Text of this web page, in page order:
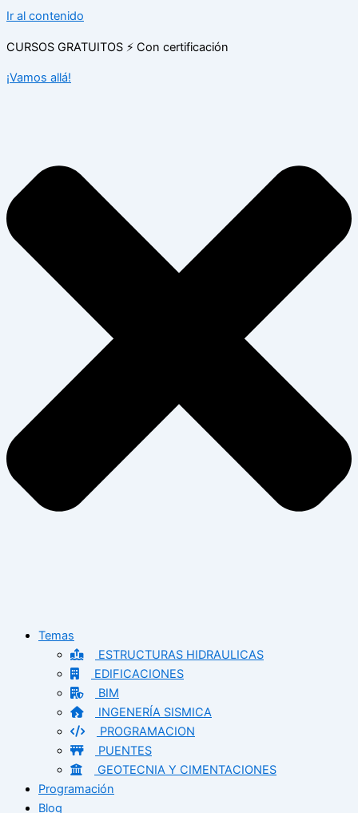
Ir al contenido
CURSOS GRATUITOS ⚡ Con certificación
¡Vamos allá!
Temas
ESTRUCTURAS HIDRAULICAS
EDIFICACIONES
BIM
INGENERÍA SISMICA
PROGRAMACION
PUENTES
GEOTECNIA Y CIMENTACIONES
Programación
Blog